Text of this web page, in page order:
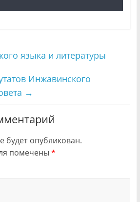
языка и литературы
Инжавинского
→
будет опубликован.
помечены *